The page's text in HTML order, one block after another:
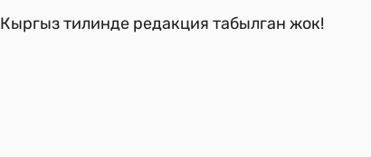
Кыргыз тилинде редакция табылган жок!